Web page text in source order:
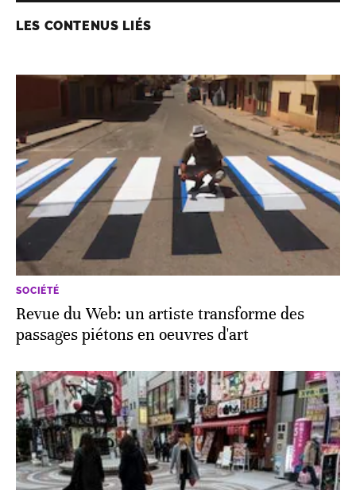
LES CONTENUS LIÉS
SOCIÉTÉ
Revue du Web: un artiste transforme des
passages piétons en oeuvres d'art